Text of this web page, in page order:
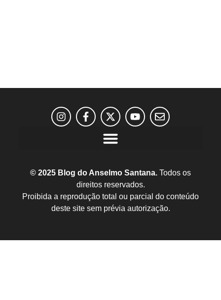
© 2025 Blog do Anselmo Santana. Todos os
direitos reservados.
Proibida a reprodução total ou parcial do conteúdo
deste site sem prévia autorização.